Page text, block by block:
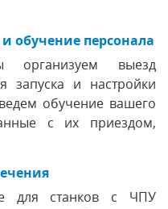
обучение персонала
организуем выезд
запуска и настройки
обучение вашего
с их приездом,
для станков с ЧПУ